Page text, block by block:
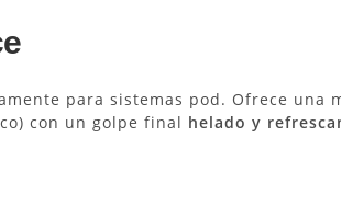
para sistemas pod. Ofrece una
con un golpe final helado y